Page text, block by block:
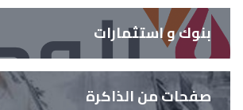
بنوك و استثمارات
صفحات من الذاكرة